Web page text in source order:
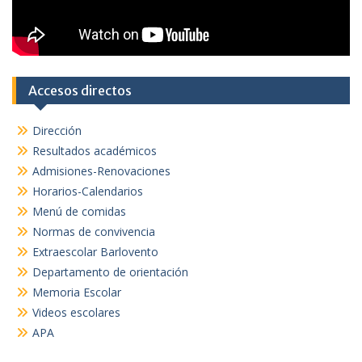
Accesos directos
Dirección
Resultados académicos
Admisiones-Renovaciones
Horarios-Calendarios
Menú de comidas
Normas de convivencia
Extraescolar Barlovento
Departamento de orientación
Memoria Escolar
Videos escolares
APA